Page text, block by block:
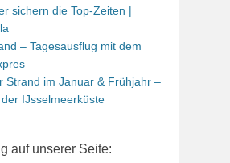
sichern die Top-Zeiten |
– Tagesausflug mit dem
Strand im Januar & Frühjahr –
IJsselmeerküste
auf unserer Seite: